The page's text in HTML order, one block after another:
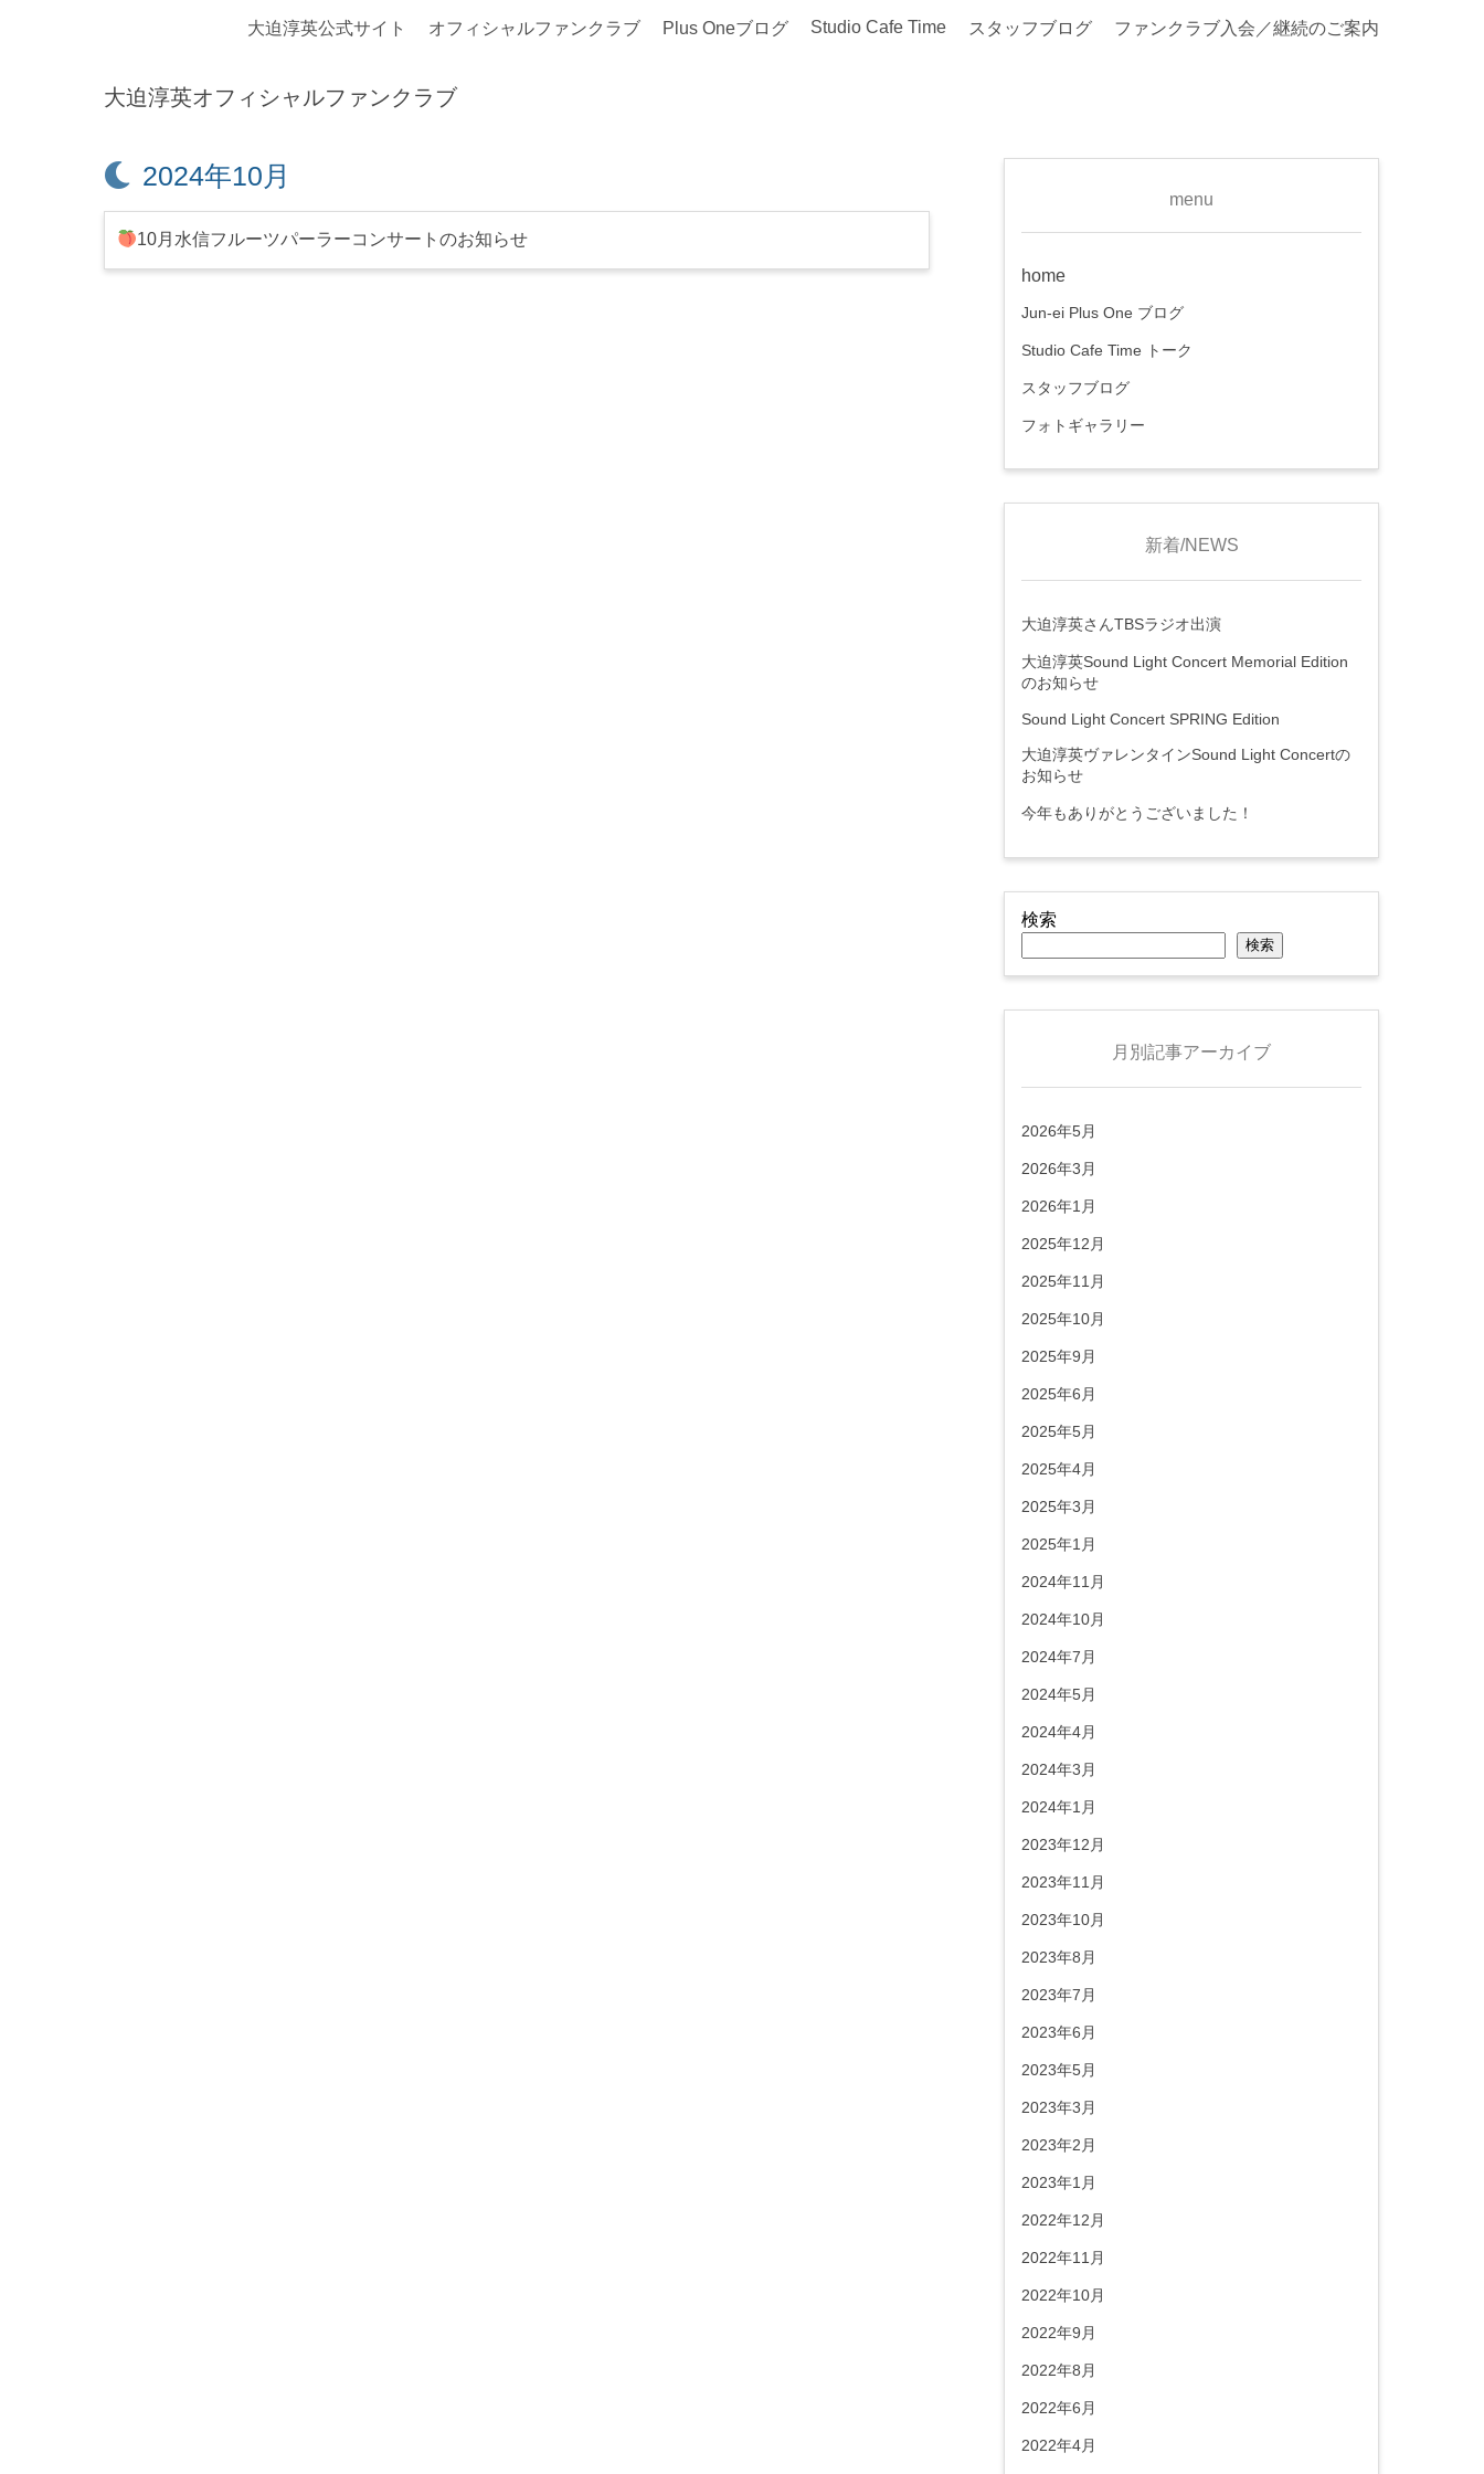
大迫淳英オフィシャルファンクラブ
大迫淳英公式サイト オフィシャルファンクラブ Plus Oneブログ Studio Cafe Time スタッフブログ ファンクラブ入会／継続のご案内
月:
2024年10月
10月水信フルーツパーラーコンサートのお知らせ
menu
home
Jun-ei Plus One ブログ
Studio Cafe Time トーク
スタッフブログ
フォトギャラリー
新着/NEWS
大迫淳英さんTBSラジオ出演
大迫淳英Sound Light Concert Memorial Edition
のお知らせ
Sound Light Concert SPRING Edition
大迫淳英ヴァレンタインSound Light Concertの
お知らせ
今年もありがとうございました！
検索
検索
月別記事アーカイブ
2026年5月
2026年3月
2026年1月
2025年12月
2025年11月
2025年10月
2025年9月
2025年6月
2025年5月
2025年4月
2025年3月
2025年1月
2024年11月
2024年10月
2024年7月
2024年5月
2024年4月
2024年3月
2024年1月
2023年12月
2023年11月
2023年10月
2023年8月
2023年7月
2023年6月
2023年5月
2023年3月
2023年2月
2023年1月
2022年12月
2022年11月
2022年10月
2022年9月
2022年8月
2022年6月
2022年4月